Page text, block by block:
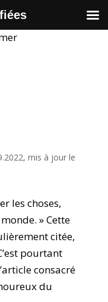
mis à jour le
les choses,
» Cette
citée,
pourtant
consacré
du